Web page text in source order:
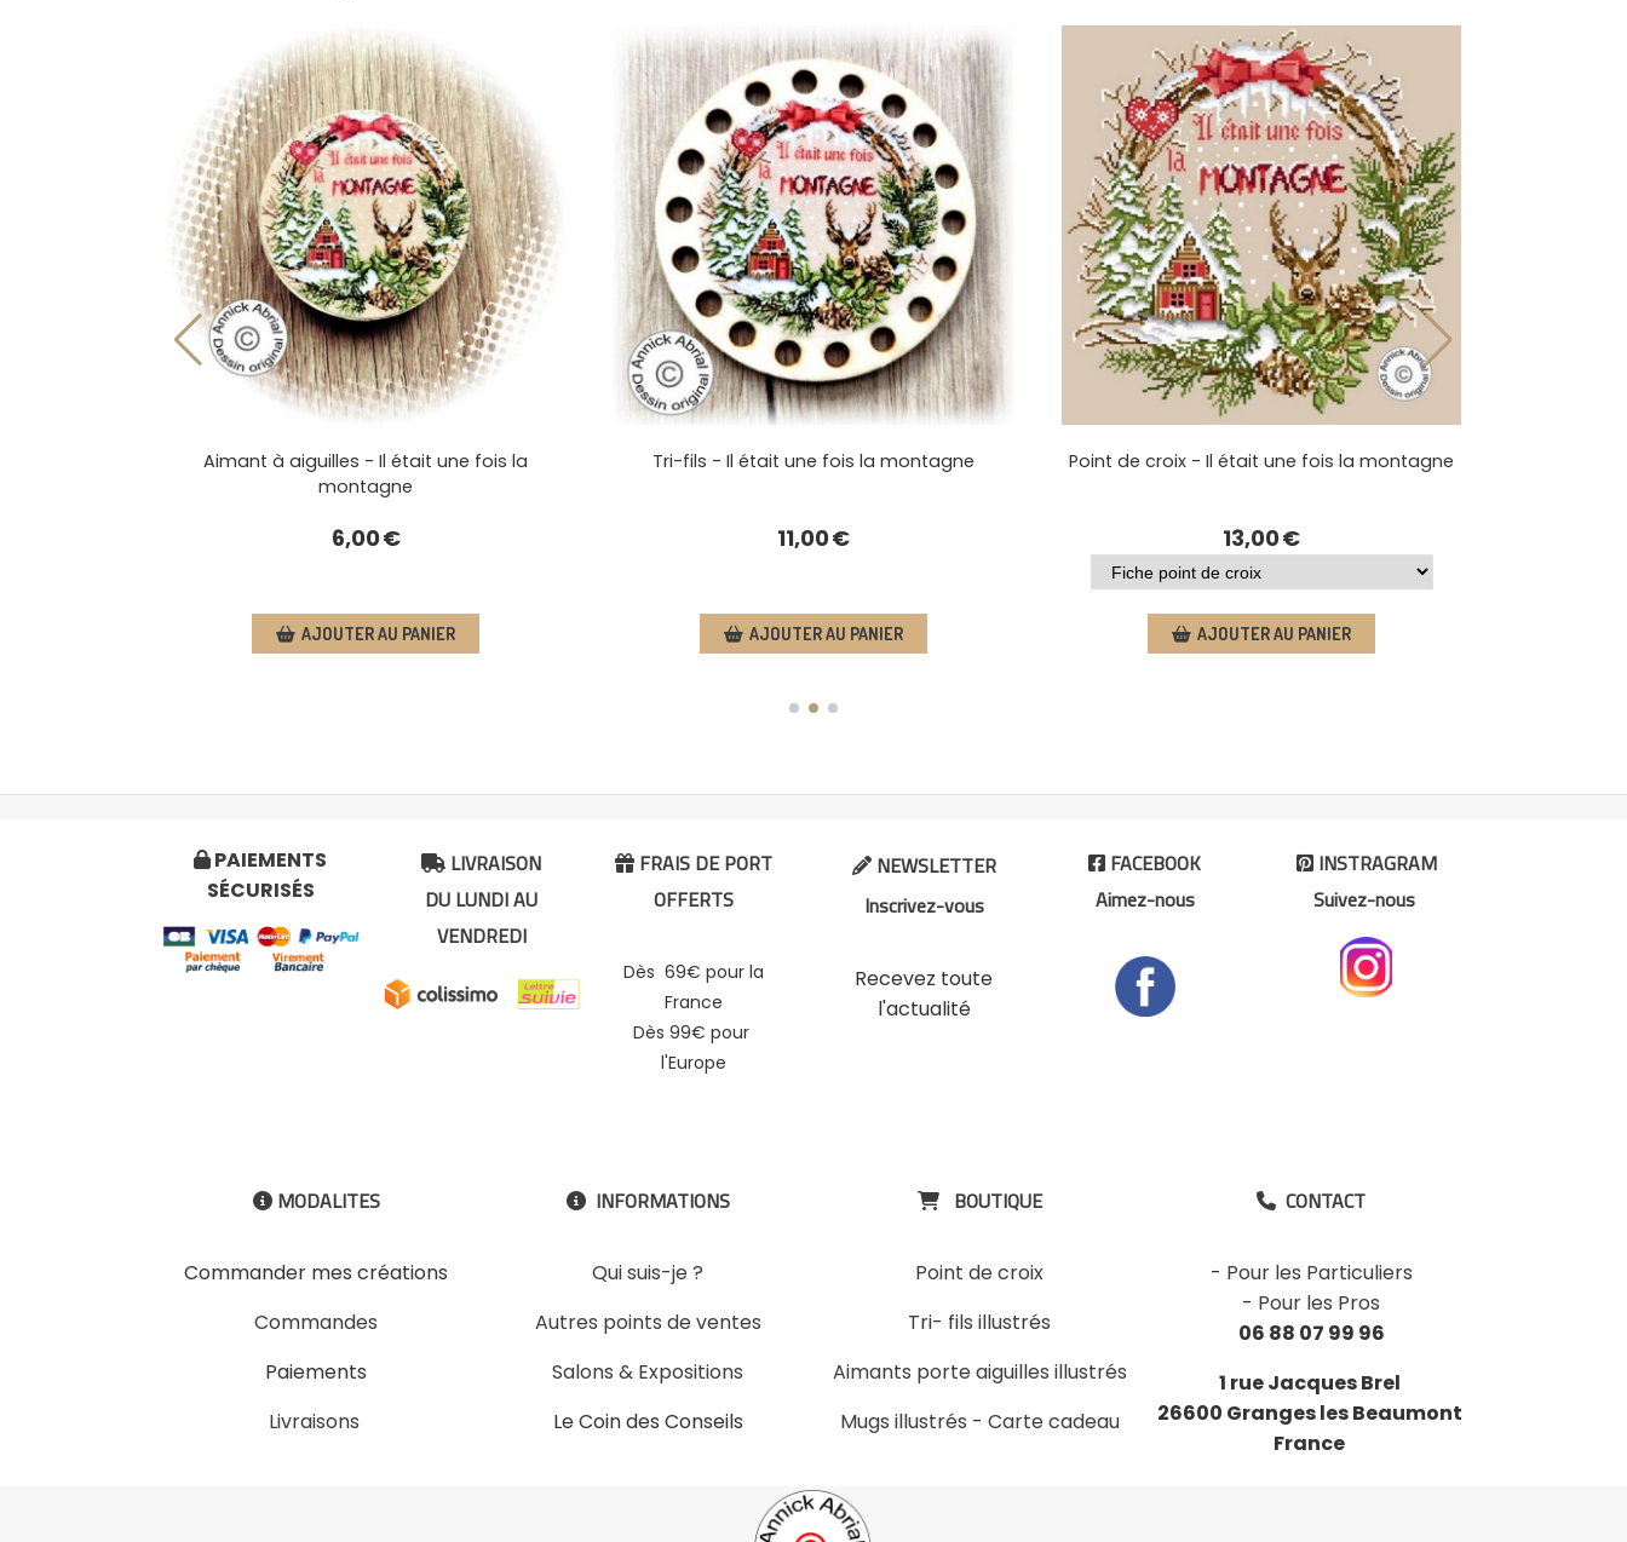
de croix - Il était une fois la montagne
Aimant à aiguilles - Il était une fois la
Tri-fils - Il était une fois la montagne Point de croix - Il était une fois la
 PAIEMENTS
SÉCURISÉS
 LIVRAISON
DU LUNDI AU
VENDREDI
 FRAIS DE PORT
OFFERTS
Dès 69€ pour la
France
Dès 99€ pour
l'Europe
NEWSLETTER
Inscrivez-vous
Recevez toute
l'actualité
 FACEBOOK
Aimez-nous
INSTRAGRAM
Suivez-nous
 MODALITES
Commander mes créations
Commandes
Paiements
Livraisons
 INFORMATIONS
Qui suis-je ?
Autres points de ventes
Salons & Expositions
Le Coin des Conseils
 BOUTIQUE
Point de croix
Tri- fils illustrés
Aimants porte aiguilles illustrés
Mugs illustrés - Carte cadeau
 CONTACT
- Pour les Particuliers
- Pour les Pros
06 88 07 99 96
1 rue Jacques Brel
26600 Granges les Beaumont
France